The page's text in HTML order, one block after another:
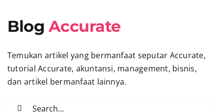
Harga
Promo
Blog Accurate
Temukan artikel yang bermanfaat seputar Accurate,
tutorial Accurate, akuntansi, management, bisnis,
dan artikel bermanfaat lainnya.